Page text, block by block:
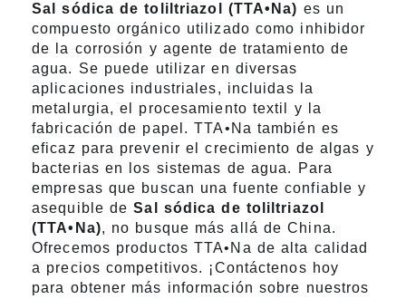
Sal sódica de toliltriazol (TTA•Na) es un
compuesto orgánico utilizado como inhibidor
de la corrosión y agente de tratamiento de
agua. Se puede utilizar en diversas
aplicaciones industriales, incluidas la
metalurgia, el procesamiento textil y la
fabricación de papel. TTA•Na también es
eficaz para prevenir el crecimiento de algas y
bacterias en los sistemas de agua. Para
empresas que buscan una fuente confiable y
asequible deSal sódica de toliltriazol
(TTA•Na), no busque más allá de China.
Ofrecemos productos TTA•Na de alta calidad
a precios competitivos. ¡Contáctenos hoy
para obtener más información sobre nuestros